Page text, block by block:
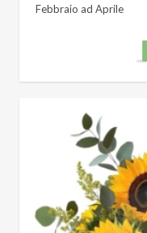
Febbraio ad Aprile